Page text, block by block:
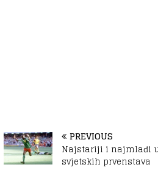
PREVIOUS
Najstariji i najmlađi
svjetskih prvenstava